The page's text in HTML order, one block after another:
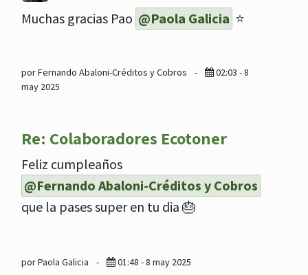
Muchas gracias Pao @Paola Galicia ⭐️
por Fernando Abaloni-Créditos y Cobros -
02:03 - 8
may 2025
Re: Colaboradores Ecotoner
Feliz cumpleaños
@Fernando Abaloni-Créditos y Cobros
que la pases super en tu dia 🎂
por Paola Galicia - 01:48 - 8 may 2025